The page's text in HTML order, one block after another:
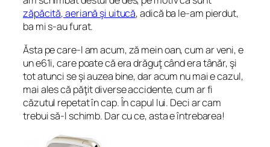
zăpăcită, aeriană şi uitucă, adică ba le-am pierdut,
ba mi s-au furat.
Ăsta pe care-l am acum, ză mein oan, cum ar veni, e
un e61i, care poate că era drăguţ când era tânăr, şi
tot atunci se şi auzea bine, dar acum nu mai e cazul,
mai ales că păţit diverse accidente, cum ar fi
căzutul repetat în cap. În capul lui. Deci ar cam
trebui să-l schimb. Dar cu ce, asta e întrebarea!